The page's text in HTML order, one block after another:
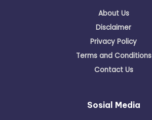
About Us
Disclaimer
Privacy Policy
Terms and Conditions
Contact Us
Sosial Media